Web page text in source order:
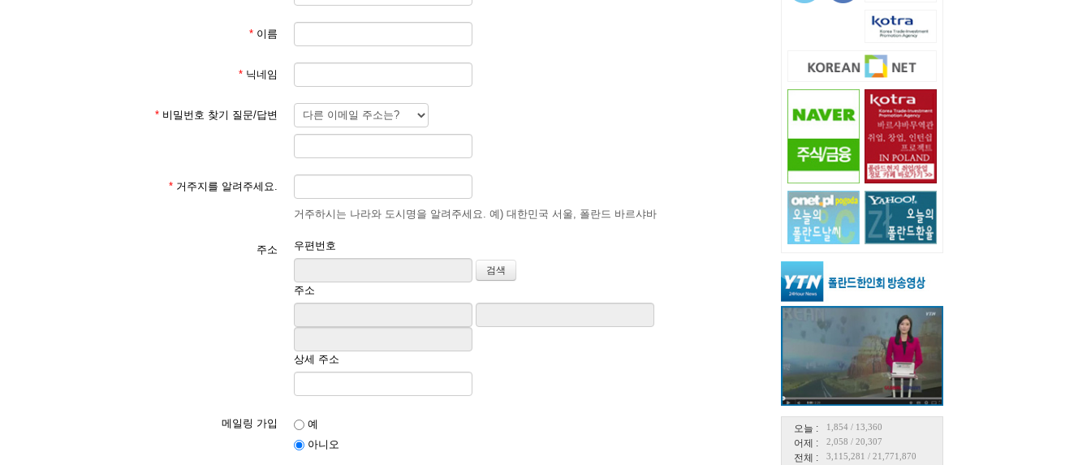
오늘 : 1,854 / 13,360
어제 : 2,058 / 20,307
전체 : 3,115,281 / 21,771,870
* 이름
* 닉네임
* 비밀번호 찾기 질문/답변
* 거주지를 알려주세요.
거주하시는 나라와 도시명을 알려주세요. 예) 대한민국 서울, 폴란드 바르샤바
주소 우편번호
주소
상세 주소
메일링 가입
예
아니오